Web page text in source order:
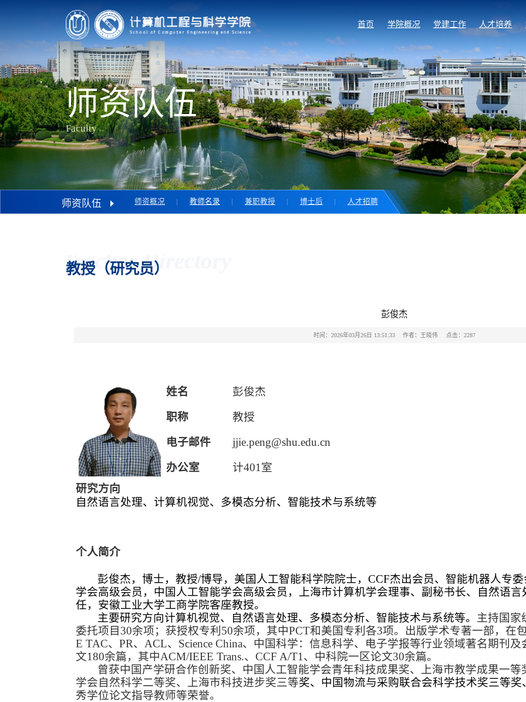
首页 学院概况 党建工作 人才培养
师资队伍
Faculty
师资队伍 师资概况 教师名录 兼职教授 博士后 人才招聘
Teacher Directory
教授（研究员）
彭俊杰
时间：2026年03月26日 13:51:33 作者：王晓伟 点击：2287
姓名 彭俊杰
职称 教授
电子邮件 jjie.peng@shu.edu.cn
办公室 计401 室
研究方向
自然语言处理、计算机视觉、多模态分析、智能技术与系统等
个人简介
彭俊杰，博士，教授/博导，美国人工智能科学院院士，CCF杰出会员、智能机器人专
学会高级会员，中国人工智能学会高级会员，上海市计算机学会理事、 副秘书长、自然语言
任， 安徽工业大学工商学院客座教授。
主要研究方向计算机视觉、自然语言处理、多模态分析、智能技术与系统等。 主持国家
委托项目30余项；获授权专利 50余项， 其中PCT和美国专利各3项。出版学术专著一部，在
E TAC、PR、ACL、 Science China、 中 国科学：信息科学、电子学报等行业领域著名期刊及
文180余篇，其中ACM/IEEE Trans.、CCF A/T1、中科院一区论文30余篇。
曾获中国产学研合作创新奖、中国人工智能学会青年科技成果奖、上海市教学成果一等
学会自然科学二等奖、 上海市科技进步奖三等奖、 中国物流与采购联合会科学技术奖三等奖
秀学位论文指导教师等荣誉。